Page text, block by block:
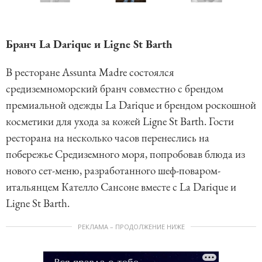
e
1
o
f
5
Бранч La Darique и Ligne St Barth
В ресторане Assunta Madre состоялся
средиземноморский бранч совместно с брендом
премиальной одежды La Darique и брендом роскошной
косметики для ухода за кожей Ligne St Barth. Гости
ресторана на несколько часов перенеслись на
побережье Средиземного моря, попробовав блюда из
нового сет-меню, разработанного шеф-поваром-
итальянцем Кателло Сансоне вместе с La Darique и
Ligne St Barth.
РЕКЛАМА – ПРОДОЛЖЕНИЕ НИЖЕ